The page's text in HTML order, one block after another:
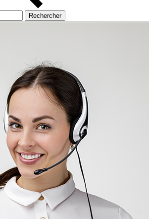
Rechercher